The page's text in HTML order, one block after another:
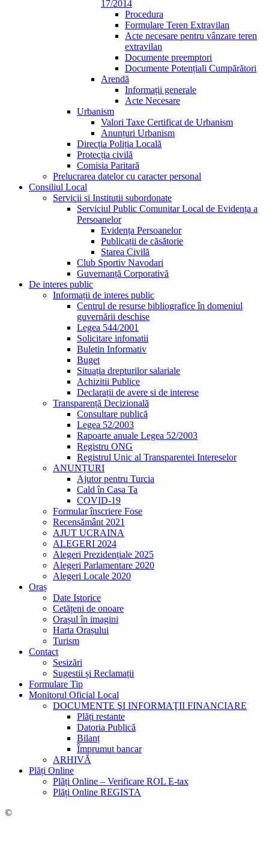
17/2014
Procedura
Formulare Teren Extravilan
Acte necesare pentru vânzare teren
extravilan
Documente preemptori
Documente Potențiali Cumpărători
Arendă
Informații generale
Acte Necesare
Urbanism
Valori Taxe Certificat de Urbanism
Anunțuri Urbanism
Direcția Poliția Locală
Protecția civilă
Comisia Paritară
Prelucrarea datelor cu caracter personal
Consiliul Local
Servicii si Institutii subordonate
Serviciul Public Comunitar Local de Evidența a
Persoanelor
Evidența Persoanelor
Publicații de căsătorie
Starea Civilă
Club Sportiv Navodari
Guvernanță Corporativă
De interes public
Informații de interes public
Centrul de resurse bibliografice în domeniul
guvernării deschise
Legea 544/2001
Solicitare infomatii
Buletin Informativ
Buget
Situația drepturilor salariale
Achizitii Publice
Declarații de avere si de interese
Transparență Decizională
Consultare publică
Legea 52/2003
Rapoarte anuale Legea 52/2003
Registru ONG
Registrul Unic al Transparentei Intereselor
ANUNȚURI
Ajutor pentru Turcia
Cald în Casa Ta
COVID-19
Formular înscriere Fose
Recensământ 2021
AJUT UCRAINA
ALEGERI 2024
Alegeri Prezidențiale 2025
Alegeri Parlamentare 2020
Alegeri Locale 2020
Oraș
Date Istorice
Cetățeni de onoare
Orașul în imagini
Harta Orașului
Turism
Contact
Sesizări
Sugestii și Reclamații
Formulare Tip
Monitorul Oficial Local
DOCUMENTE ŞI INFORMAŢII FINANCIARE
Plăți restante
Datoria Publică
Bilanț
Împrumut bancar
ARHIVĂ
Plăți Online
Plăți Online – Verificare ROL E-tax
Plăți Online REGISTA
©